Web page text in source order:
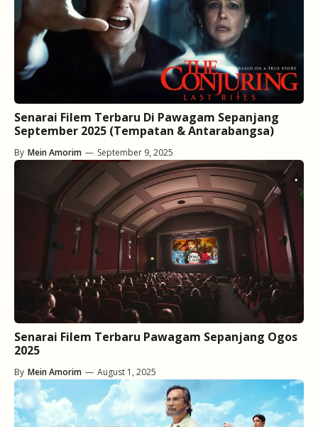
Senarai Filem Terbaru Di Pawagam Sepanjang
September 2025 (Tempatan & Antarabangsa)
By Mein Amorim — September 9, 2025
Senarai Filem Terbaru Pawagam Sepanjang Ogos
2025
By Mein Amorim — August 1, 2025